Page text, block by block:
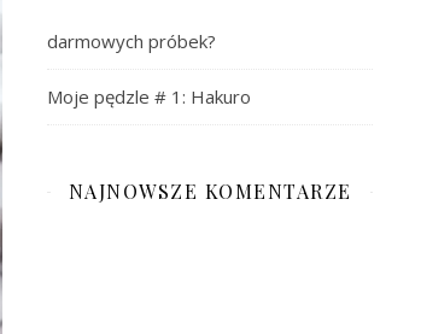
darmowych próbek?
Moje pędzle # 1: Hakuro
NAJNOWSZE KOMENTARZE